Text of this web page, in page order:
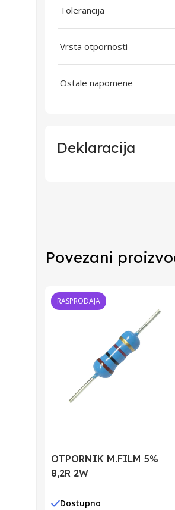
Tolerancija
Vrsta otpornosti
Ostale napomene
Deklaracija
Zemlja Porekla
Zemlja Uvoza
Povezani
RASPRODAJA
OTPORNIK M.FILM 5%
8,2R 2W
Dostupno